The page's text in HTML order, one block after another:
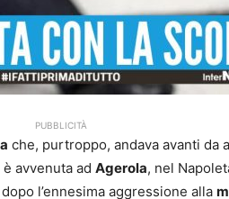
PUBBLICITÀ
che, purtroppo, andava avanti da
avvenuta ad Agerola, nel
l’ennesima aggressione alla